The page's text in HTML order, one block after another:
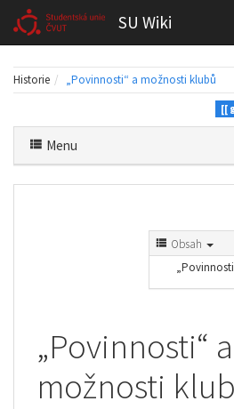
SU Wiki
Historie „Povinnosti“ a možnosti klubů
Menu
Obsah
„Povinnosti“ a
možnosti